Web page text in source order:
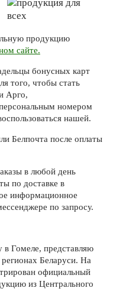
продукцию
сайте.
бонусных карт
того, чтобы стать
Арго,
номером
нашей.
Белпочта после оплаты
в любой день
по доставке в
информационное
по запросу.
в Гомеле, представляю
Беларуси. На
официальный
из Центрального